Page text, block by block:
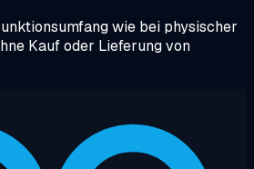
wie bei physischer
Kauf oder Lieferung von